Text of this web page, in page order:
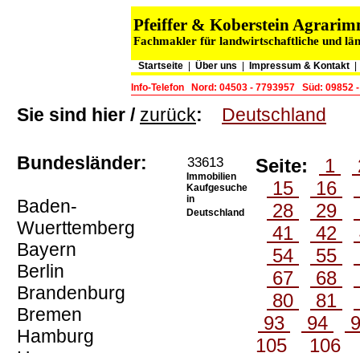
Pfeiffer & Koberstein
Fachmakler für landwirtschaftliche und
Startseite Über uns Impressum & Kontakt
Info-Telefon
Nord: 04503 - 7793957 Süd: 09852
Sie sind hier / zurück: Deutschland
Bundesländer:
Baden-
Wuerttemberg
Bayern
Berlin
Brandenburg
Bremen
Hamburg
33613
Immobilien
Kaufgesuche
in
Deutschland
Seite: 1
15
16
28
29
41
42
54
55
67
68
80
81
93
94
105
106